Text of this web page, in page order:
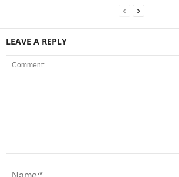
LEAVE A REPLY